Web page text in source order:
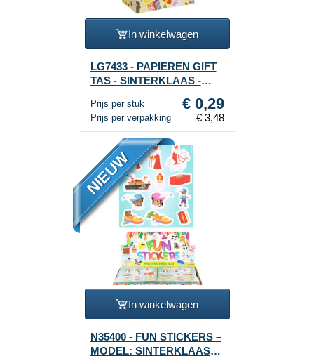
In winkelwagen
LG7433 - PAPIEREN GIFT
TAS - SINTERKLAAS -
Prijs per stuk € 0,29
Prijs per verpakking € 3,48
NIEUW
In winkelwagen
N35400 - FUN STICKERS –
MODEL: SINTERKLAAS